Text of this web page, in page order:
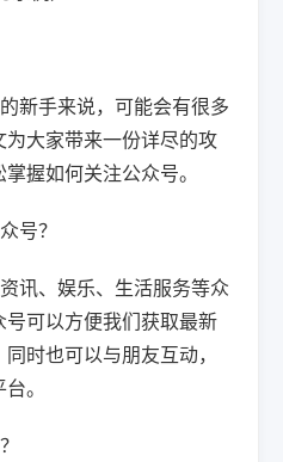
新手来说，可能会有很多
大家带来一份详尽的攻
握如何关注公众号。
号？
讯、娱乐、生活服务等众
可以方便我们获取最新
时也可以与朋友互动，
。